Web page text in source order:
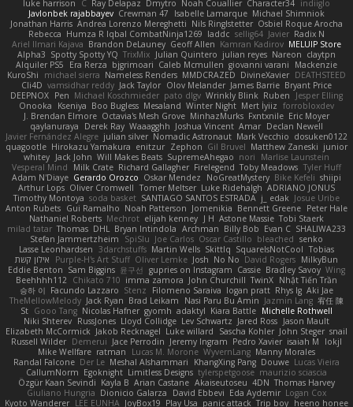
luke harrison
C Ray Delapaz Dmytro Noah Couallier Character34 indiiglo
Javlonbek rajabbayev Crewman 47 Isabelle Lamarque Michael Shimniok
Jonathan Harris Andrea Lorenzo Mereghetti Nils Ringlstetter Osbiel Roque Arocha
Rebecca Humza R Iqbal CombatNinja1269 laddc sellig64 Javier Radix N
Ariel Ilmari Kajava Brandon DeLauney Geoff Allen Kamran Kadirov MELUIP Store
Alpha3 Spotty Spotty YQ TrixMix Julian Quintero julian reyes Nareon claytpn
Alquiler PS5
Era Rerza bjgrimoari Caleb Mcmullen giovanni varani
Mackenzie
KuroShi
michael sierra Nameless Renders MMDCRAZED DivineXavier DEATHSTEED
Cli4D vamsidhar reddy Jack Taylor Olov Melander James Barrie Bryant Price
DEEPNOX Pen Michael Koschmieder pato dlgv Wrinkly Blink Ruben
Jesper Elling
Onooka
Kseniya Boo Bugless Mesaland Winter Night Mert İyiiz forrobloxdev
J. Brendan Elmore Octavia's Mesh Grove MinhazMurks Fxntxnile Eric Moyer
qaylanuraya
Derek Ray Waaagghh Joshua Vincent Amar Declan Newell
Javier Fernández Alegre julian silver Nomadic Astronaut Mark Vecchio dosuken0122
quagootle Hirokazu Yamakura enitzur Zephon Gil Bruvel Matthew Zaneski junior
whitey Jack John Will Makes Beats SupremeAhegao nori
Marlise Launstein
Vesperal Mind
Milk Crate Richard Gallagher Firelegend Toby Meadows Tyler Huff
Adam N'Diaye Gerardo Orozco Oskar Mendez NoGreatMystery Bike Kefeli shiipi
Arthur Lops Oliver Cromwell Tomer Meltser Luke Ridehalgh ADRIANO JONUS
Timothy Montoya soda basket SANTIAGO SANTOS ESTRADA j_ edak Josue Uribe
Anton Rubets Gui Ramalho Noah Patterson Jomenikia Bennett Greene Peter Hale
Nathaniel Roberts Mechrot elijah kenney J H Astone Massie Tobi Staerk
milad tatar Thomas DHL Bryan Intindola Archman Billy Bob Evan C SHALIWA233
Stefan Jammertzheim
SpiSlu Joe Carlos Oscar Castillo bleached senko
Lasse Leonhardsen
3darchstuffs Martin Wells Skittlq SquareIsNotCool Tobias
אילון קשת
Purple-H's Art Stuff Oliver Lemke Josh No No David Rogers MilkyBun
Eddie Benton Sam Biggins 윤구선 gupries on Instagram Cassie Bradley Savoy Wing
Beehhhh112
Chikato 710 imma zamora John Churchill TwinX Nhật Tiến Trần
승하 이 Facundo Lazzaro Stenz Filomeno Saraiva logan pratt Rhys lg Aki Jae
TheMellowMelody Jack Ryan Brad Leikam Nasi Paru Bu Amin Jazmin Lang 宥任 陳
St Gooo Tang Nicolas Hafner gyomh adaktyl Kiara Battle Michelle Rothwell
Niki Shterev RussJones Lloyd Collidge Lev Schwartz Jared Ross Jason Mault
Elizabeth McCormick Jakob Recknagel Luke willard Sascha Kohler John Steger snail
Russell Wilder Demerui Jace Perrodin Jeremy Ingram Pedro Xavier isaiah M
lokjl
Mike Wellfare ratman Lucas M. Morone WyvernLang Manny Morales
Randal Falcone Der Le Meshal Alshammari KhangXing Pang Douwe Lucas Vieira
CallumNorm Egoknight Limitless Designs tylerspetgoose maurizio sciascia
Özgür Kaan Sevindi Kayla B Arian Castane Akaiseutoseu 4DN Thomas Harvey
Giuliano Hungria Dionicio Galarza David Ebbevi Eda Aydemir Logan Cox
Kyoto Wanderer LEE EUNHA JoyBox19 Play Usa panic attack Trip boy heeno honee